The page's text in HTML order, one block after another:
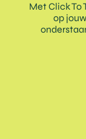
Met Click To
op